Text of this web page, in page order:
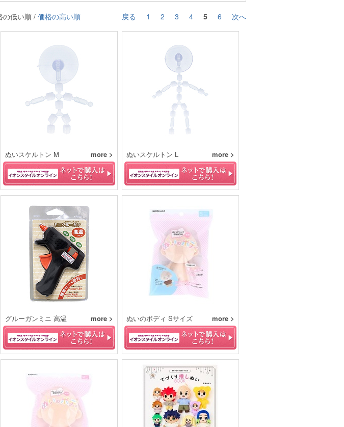
戻る 1 2 3 4 5 6 次へ
の低い順 /価格の高い順
ぬいスケルトン M more > ぬいスケルトン L more >
グルーガンミニ 高温 more > ぬいのボディ Sサイズ more >